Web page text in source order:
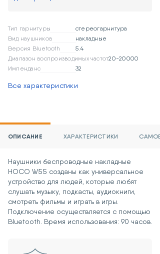
Тип гарнитуры
стереогарнитура
Вид наушников
накладные
Версия Bluetooth
5.4
Диапазон воспроизводимых частот20-20000
Импенданс
32
Все характеристики
ОПИСАНИЕ ХАРАКТЕРИСТИКИ
Наушники беспроводные накладные
HOCO W55 созданы как универсальное
устройство для людей, которые любят
слушать музыку, подкасты, аудиокниги,
смотреть фильмы и играть в игры.
Подключение осуществляется с помощью
Bluetooth. Время использования: 90 часов.